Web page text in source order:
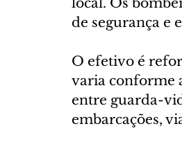
local. Os
de segurança e
O efetivo é
varia conforme
entre guarda-
embarcações,